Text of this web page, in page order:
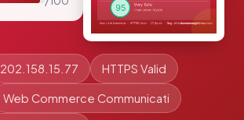
202.158.15.77 HTTPS Valid
Web Commerce Communicati